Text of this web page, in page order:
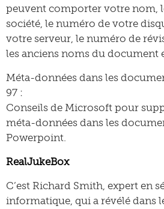
peuvent comporter votre nom,
société, le numéro de votre
votre serveur, le numéro de
les anciens noms du document
Méta-données dans les
97 :
Conseils de Microsoft pour
méta-données dans les
Powerpoint.
RealJukeBox
C’est Richard Smith, expert en
informatique, qui a révélé dans